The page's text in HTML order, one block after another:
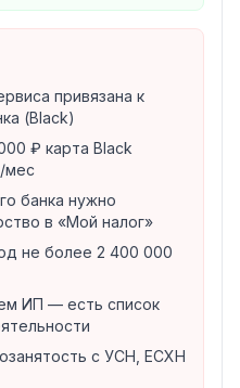
счёта. Сервис для
сведений в ФНС
приложении Т‑Банка
в ФНС
чека.
те поступления,
профессиональный
не учитывается.
и оплата в
счёт. Погасить
Счёт формируется
привязана к
(Black)
₽ карта Black
мес
банка нужно
в «Мой налог»
не более 2 400 000
ИП — есть список
с УСН, ЕСХН